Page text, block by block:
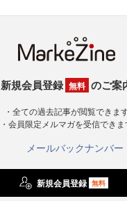
新規会員登録 無料 のご案
・全ての過去記事が閲覧できま
・会員限定メルマガを受信でき
メールバックナンバー
新規会員登録 無料